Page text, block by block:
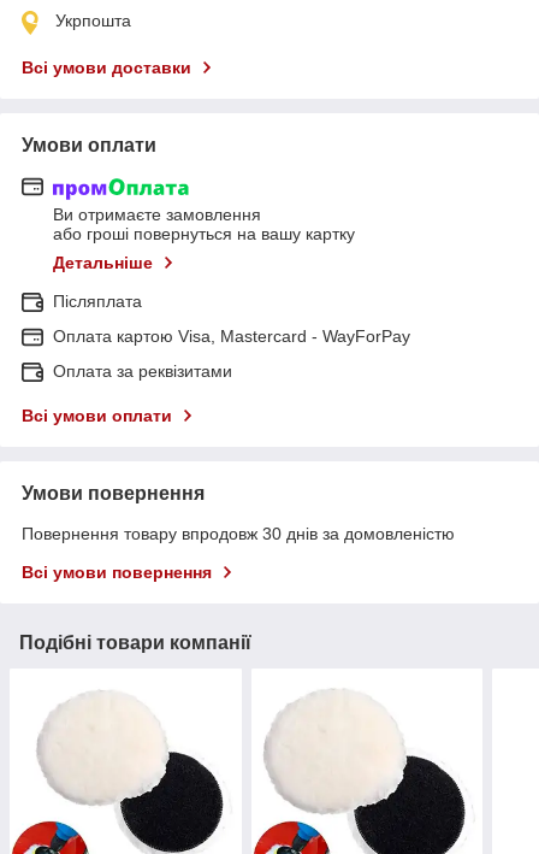
Укрпошта
Всі умови доставки
Умови оплати
Ви отримаєте замовлення
або гроші повернуться на вашу картку
Детальніше
Післяплата
Оплата картою Visa, Mastercard - WayForPay
Оплата за реквізитами
Всі умови оплати
Умови повернення
Повернення товару впродовж 30 днів за домовленістю
Всі умови повернення
Подібні товари компанії